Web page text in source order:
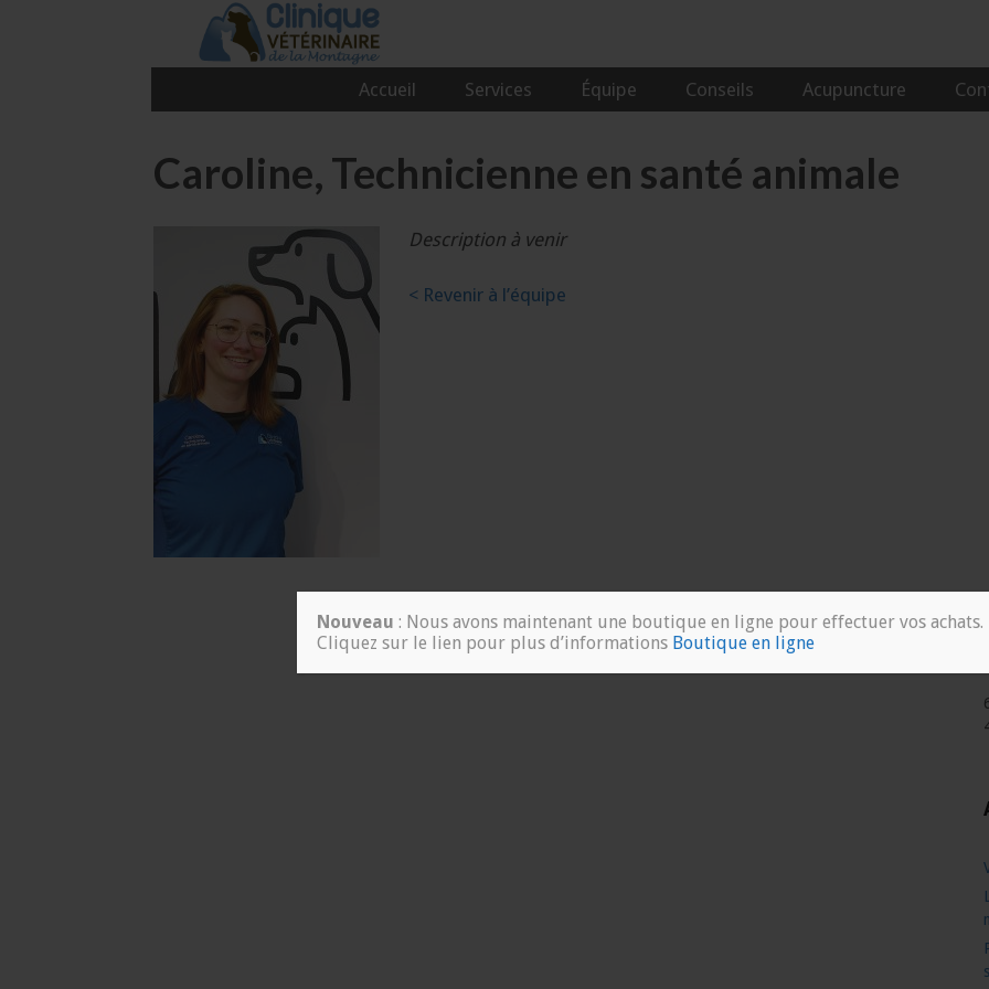
Accueil
Services Équipe Conseils Acupuncture
Caroline, Technicienne en santé animale
Description à venir
< Revenir à l’équipe
Nouveau : Nous avons maintenant une boutique en ligne pour effectuer vos achats.
Cliquez sur le lien pour plus d’informations Boutique en ligne